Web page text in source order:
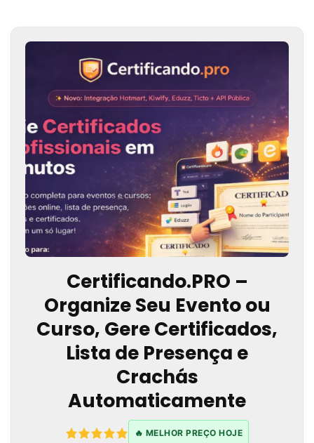
Certificando.PRO –
Organize Seu Evento ou
Curso, Gere Certificados,
Lista de Presença e
Crachás
Automaticamente
🔥 MELHOR PREÇO HOJE